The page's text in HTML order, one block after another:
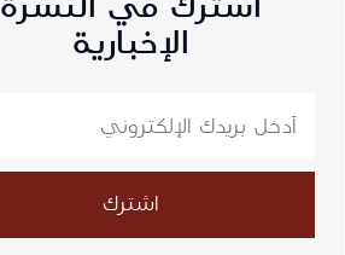
اشترك في النشرة
الإخبارية
اشترك